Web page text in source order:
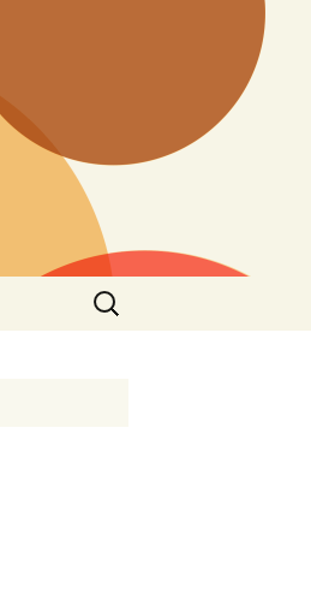
Search
for: